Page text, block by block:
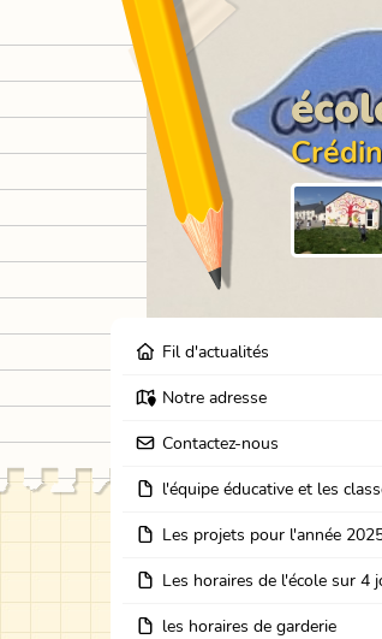
Crédin
Fil d'actualités
Notre adresse
Contactez-nous
l'équipe éducative et les
Les horaires de l'école sur 4
les horaires de garderie